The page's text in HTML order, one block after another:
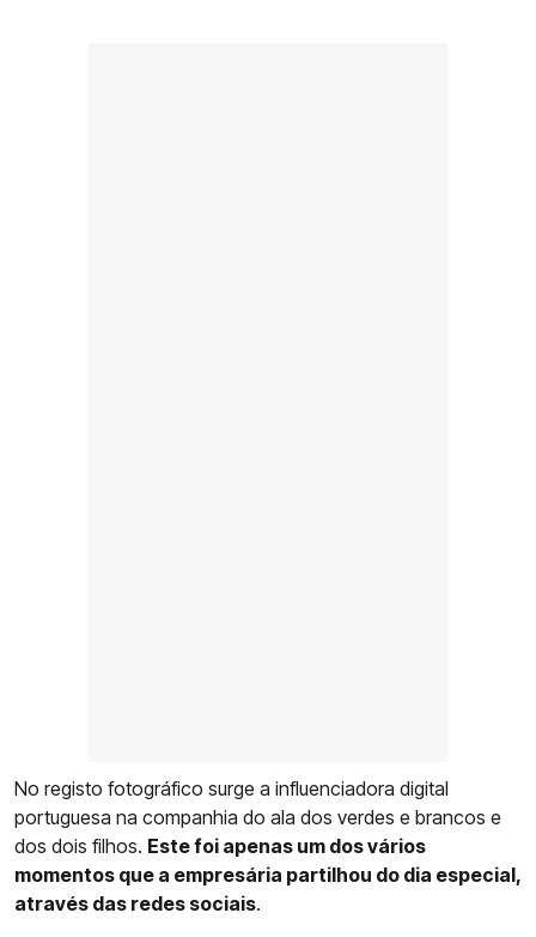
No registo fotográfico surge a influenciadora digital
portuguesa na companhia do ala dos verdes e brancos e
dos dois filhos. Este foi apenas um dos vários
momentos que a empresária partilhou do dia especial,
através das redes sociais.